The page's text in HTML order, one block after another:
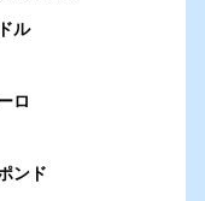
ル
ロ
ンド